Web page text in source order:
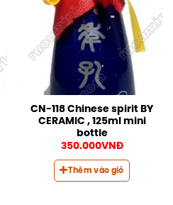
CN-118 Chinese spirit BY
CERAMIC , 125ml mini
bottle
350.000VNĐ
Thêm vào giỏ